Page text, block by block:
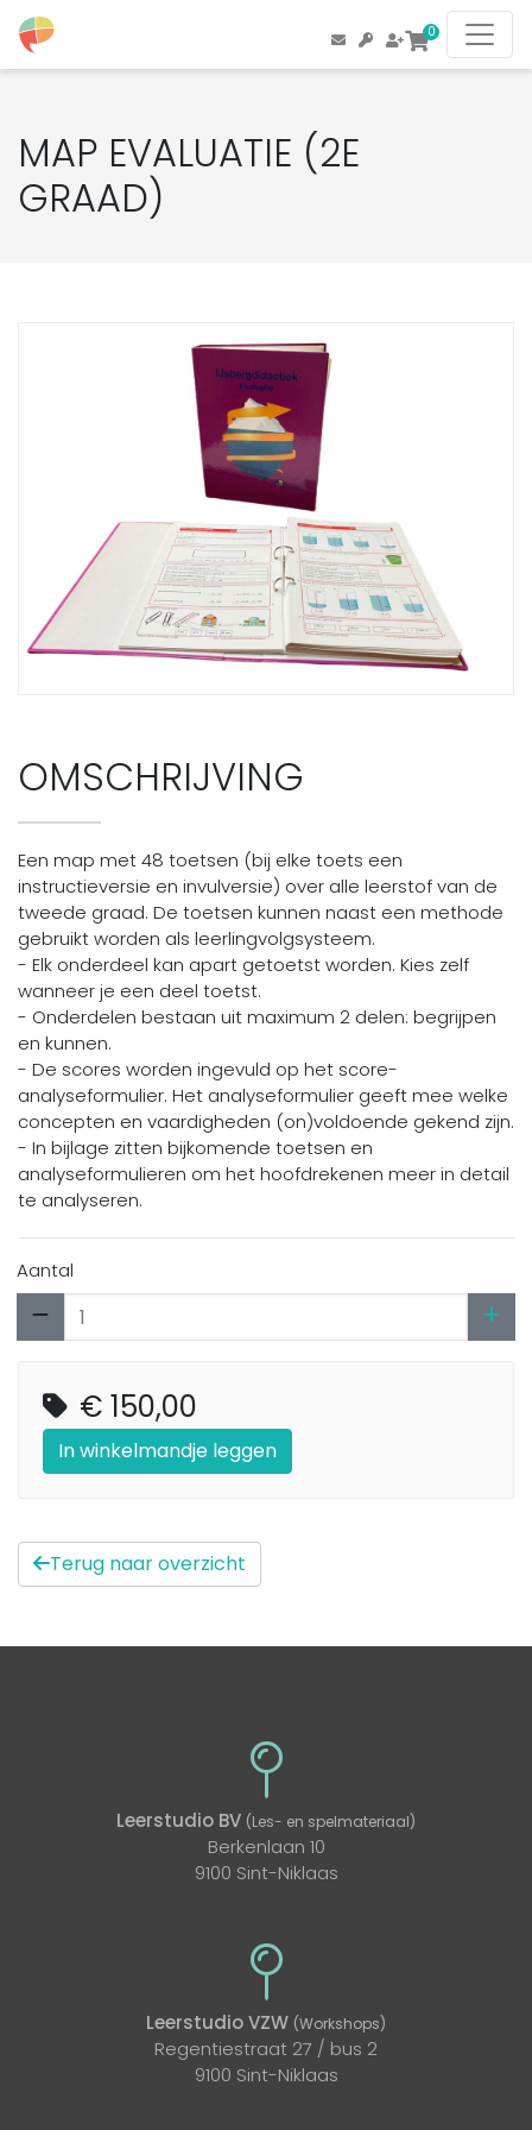
0
MAP EVALUATIE (2E
GRAAD)
OMSCHRIJVING
Een map met 48 toetsen (bij elke toets een
instructieversie en invulversie) over alle leerstof van de
tweede graad. De toetsen kunnen naast een methode
gebruikt worden als leerlingvolgsysteem.
- Elk onderdeel kan apart getoetst worden. Kies zelf
wanneer je een deel toetst.
- Onderdelen bestaan uit maximum 2 delen: begrijpen
en kunnen.
- De scores worden ingevuld op het score-
analyseformulier. Het analyseformulier geeft mee welke
concepten en vaardigheden (on)voldoende gekend zijn.
- In bijlage zitten bijkomende toetsen en
analyseformulieren om het hoofdrekenen meer in detail
te analyseren.
Aantal
€ 150,00
In winkelmandje leggen
Terug naar overzicht
Leerstudio BV (Les- en spelmateriaal)
Berkenlaan 10
9100 Sint-Niklaas
Leerstudio VZW (Workshops)
Regentiestraat 27 / bus 2
9100 Sint-Niklaas